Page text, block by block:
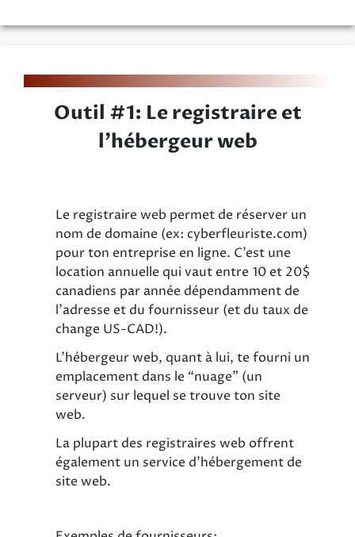
Outil #1: Le registraire et
l’hébergeur web
Le registraire web permet de réserver un
nom de domaine (ex: cyberfleuriste.com)
pour ton entreprise en ligne. C’est une
location annuelle qui vaut entre 10 et 20$
canadiens par année dépendamment de
l’adresse et du fournisseur (et du taux de
change US-CAD!).
L’hébergeur web, quant à lui, te fourni un
emplacement dans le “nuage” (un
serveur) sur lequel se trouve ton site
web.
La plupart des registraires web offrent
également un service d’hébergement de
site web.